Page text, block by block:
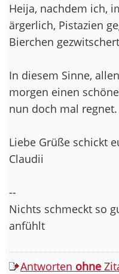
Heija, nachdem ich,
ärgerlich, Pistazien
Bierchen
In diesem Sinne,
morgen einen
nun doch mal regnet.
Liebe Grüße schickt
Claudii
--
Nichts schmeckt so
anfühlt
Antworten ohne